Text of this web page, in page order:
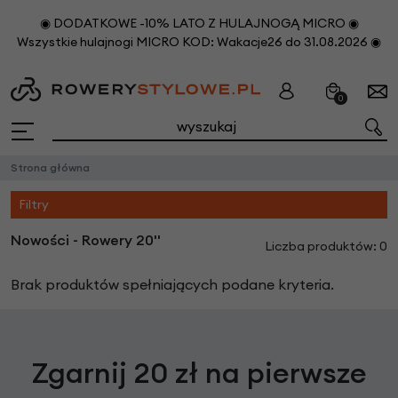
◉ DODATKOWE -10% LATO Z HULAJNOGĄ MICRO ◉
Wszystkie hulajnogi MICRO KOD: Wakacje26 do 31.08.2026 ◉
0
Strona główna
Filtry
Nowości - Rowery 20'' Liczba produktów: 0
Brak produktów spełniających podane kryteria.
Zgarnij 20 zł na pierwsze